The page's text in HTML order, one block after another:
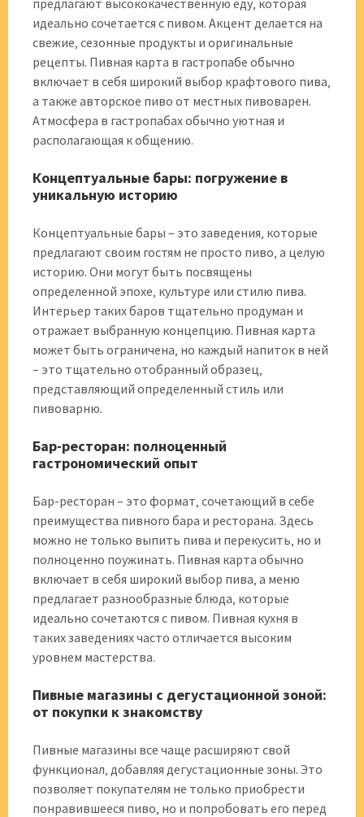
идеально сочетается с пивом. Акцент делается на
свежие‚ сезонные продукты и оригинальные
рецепты. Пивная карта в гастропабе обычно
включает в себя широкий выбор крафтового пива‚
а также авторское пиво от местных пивоварен.
Атмосфера в гастропабах обычно уютная и
располагающая к общению.
Концептуальные бары: погружение в
уникальную историю
Концептуальные бары – это заведения‚ которые
предлагают своим гостям не просто пиво‚ а целую
историю. Они могут быть посвящены
определенной эпохе‚ культуре или стилю пива.
Интерьер таких баров тщательно продуман и
отражает выбранную концепцию. Пивная карта
может быть ограничена‚ но каждый напиток в ней
– это тщательно отобранный образец‚
представляющий определенный стиль или
пивоварню.
Бар-ресторан: полноценный
гастрономический опыт
Бар-ресторан – это формат‚ сочетающий в себе
преимущества пивного бара и ресторана. Здесь
можно не только выпить пива и перекусить‚ но и
полноценно поужинать. Пивная карта обычно
включает в себя широкий выбор пива‚ а меню
предлагает разнообразные блюда‚ которые
идеально сочетаются с пивом. Пивная кухня в
таких заведениях часто отличается высоким
уровнем мастерства.
Пивные магазины с дегустационной зоной:
от покупки к знакомству
Пивные магазины все чаще расширяют свой
функционал‚ добавляя дегустационные зоны. Это
позволяет покупателям не только приобрести
понравившееся пиво‚ но и попробовать его перед